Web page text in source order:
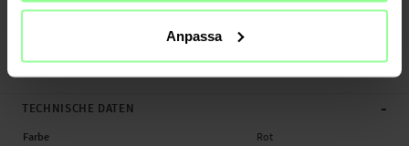
Anpassa
Material: Textil
Länge: Zwischen 220 mm und 350 mm
TECHNISCHE DATEN -
Farbe Rot